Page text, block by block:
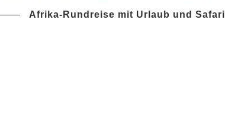
Afrika-Rundreise mit Urlaub und Safari